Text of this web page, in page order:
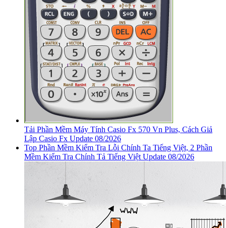
Tải Phần Mềm Máy Tính Casio Fx 570 Vn Plus, Cách Giả
Lập Casio Fx Update 08/2026
Top Phần Mềm Kiểm Tra Lỗi Chính Ta Tiếng Việt, 2 Phần
Mềm Kiểm Tra Chính Tả Tiếng Việt Update 08/2026